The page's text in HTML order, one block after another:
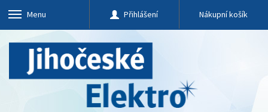
Menu Přihlášení Nákupní košík